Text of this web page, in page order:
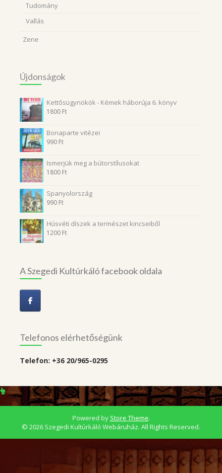
Tudomány
Vallás
Zene
Újdonságok
Kettősügynökök - Kémek háborúja 6. könyv
1800 Ft
Bonaparte vitézei
990 Ft
Ismerjük meg a bútorstílusokat
1800 Ft
Spanyolország
990 Ft
Húsvéti díszek a természet kincseiből
1200 Ft
A Szegedi Kultúrkáló facebook oldala
Telefonos elérhetőségünk
Telefon: +36 20/965-0295
Powered by Store Theme.
© 2026 Szegedi Kultúrkáló Webáruház. All Rights Reserved.